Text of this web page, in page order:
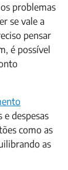
problemas
se vale a
pensar
é possível
e despesas
como as
as